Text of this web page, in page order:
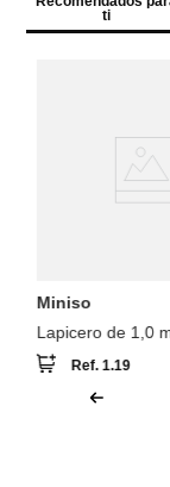
ti
Miniso
Lapicero de 1,0
negra)
Ref.1.19